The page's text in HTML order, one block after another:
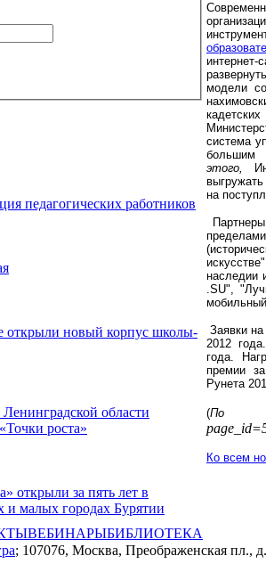
педагогических работников
открыли новый корпус школы-
области
роста»
открыли за пять лет в
и малых городах Бурятии
модели
система
большим
этого,
на
наследии
.SU",
Заявки
2012
года.
премии
Рунета
(По
Ко всем
ВЕБИНАРЫБИБЛИОТЕКА
; 107076, Москва, Преображенская пл.,